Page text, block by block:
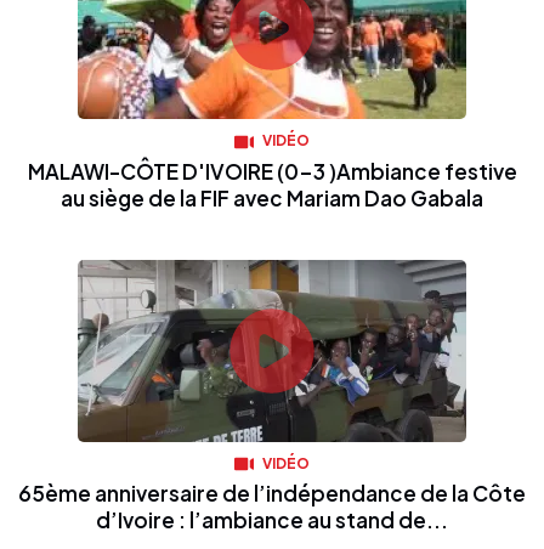
VIDÉO
MALAWI-CÔTE D'IVOIRE (0-3 )Ambiance festive
au siège de la FIF avec Mariam Dao Gabala
VIDÉO
65ème anniversaire de l’indépendance de la Côte
d’Ivoire : l’ambiance au stand de...